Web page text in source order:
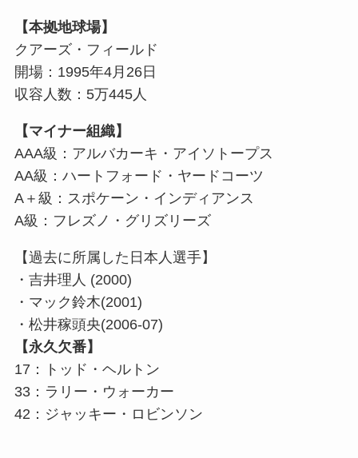
【本拠地球場】
クアーズ・フィールド
開場：1995年4月26日
収容人数：5万445人
【マイナー組織】
AAA級：アルバカーキ・アイソトープス
AA級：ハートフォード・ヤードコーツ
A＋級：スポケーン・インディアンス
A級：フレズノ・グリズリーズ
【過去に所属した日本人選手】
・吉井理人 (2000)
・マック鈴木(2001)
・松井稼頭央(2006-07)
【永久欠番】
17：トッド・ヘルトン
33：ラリー・ウォーカー
42：ジャッキー・ロビンソン